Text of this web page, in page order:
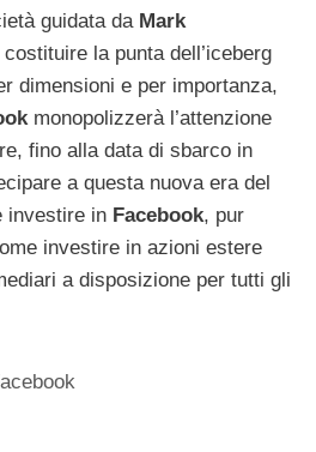
guidata da Mark
la punta dell’iceberg
dimensioni e per importanza,
monopolizzerà l’attenzione
fino alla data di sbarco in
a questa nuova era del
investire in Facebook, pur
investire in azioni estere
a disposizione per tutti gli